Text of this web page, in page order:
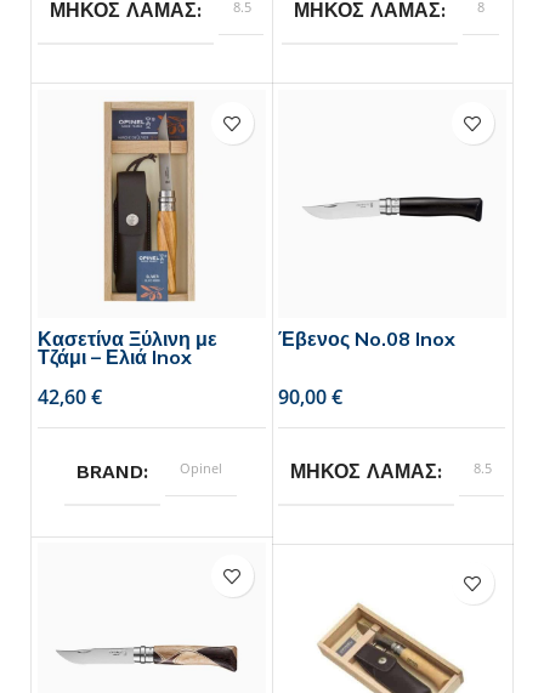
ΜΗΚΟΣ ΛΑΜΑΣ 8.5
BRAND
ΜΗΚΟΣ ΛΑΜΑΣ 8
Κασετίνα Ξύλινη με
Τζάμι – Ελιά Inox
€
BRAND Opinel
Έβενος No.08 Inox
€
ΜΗΚΟΣ ΛΑΜΑΣ 8.5